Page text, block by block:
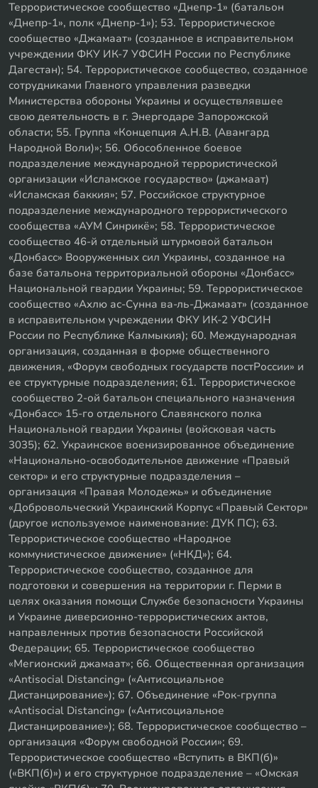
Террористическое сообщество «Днепр-1» (батальон
«Днепр-1», полк «Днепр-1»); 53. Террористическое
сообщество «Джамаат» (созданное в исправительном
учреждении ФКУ ИК-7 УФСИН России по Республике
Дагестан); 54. Террористическое сообщество, созданное
сотрудниками Главного управления разведки
Министерства обороны Украины и осуществлявшее
свою деятельность в г. Энергодаре Запорожской
области; 55. Группа «Концепция А.Н.В. (Авангард
Народной Воли)»; 56. Обособленное боевое
подразделение международной террористической
организации «Исламское государство» (джамаат)
«Исламская баккия»; 57. Российское структурное
подразделение международного террористического
сообщества «АУМ Синрикё»; 58. Террористическое
сообщество 46-й отдельный штурмовой батальон
«Донбасс» Вооруженных сил Украины, созданное на
базе батальона территориальной обороны «Донбасс»
Национальной гвардии Украины; 59. Террористическое
сообщество «Ахлю ас-Сунна ва-ль-Джамаат» (созданное
в исправительном учреждении ФКУ ИК-2 УФСИН
России по Республике Калмыкия); 60. Международная
организация, созданная в форме общественного
движения, «Форум свободных государств постРоссии» и
ее структурные подразделения; 61. Террористическое
сообщество 2-ой батальон специального назначения
«Донбасс» 15-го отдельного Славянского полка
Национальной гвардии Украины (войсковая часть
3035); 62. Украинское военизированное объединение
«Национально-освободительное движение «Правый
сектор» и его структурные подразделения –
организация «Правая Молодежь» и объединение
«Добровольческий Украинский Корпус «Правый Сектор»
(другое используемое наименование: ДУК ПС); 63.
Террористическое сообщество «Народное
коммунистическое движение» («НКД»); 64.
Террористическое сообщество, созданное для
подготовки и совершения на территории г. Перми в
целях оказания помощи Службе безопасности Украины
и Украине диверсионно-террористических актов,
направленных против безопасности Российской
Федерации; 65. Террористическое сообщество
«Мегионский джамаат»; 66. Общественная организация
«Antisocial Distancing» («Антисоциальное
Дистанцирование»); 67. Объединение «Рок-группа
«Antisocial Distancing» («Антисоциальное
Дистанцирование»); 68. Террористическое сообщество –
организация «Форум свободной России»; 69.
Террористическое сообщество «Вступить в ВКП(б)»
(«ВКП(б)») и его структурное подразделение – «Омская